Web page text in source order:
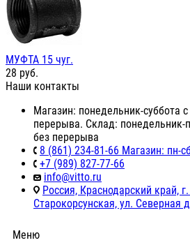
МУФТА 15 чуг.
28 руб.
Наши контакты
Магазин: понедельник-суббота
перерыва. Склад: понедельник-
без перерыва
8 (861) 234-81-66 Магазин: пн-
+7 (989) 827-77-66
info@vitto.ru
Россия, Краснодарский край,
Старокорсунская, ул. Северная
Меню